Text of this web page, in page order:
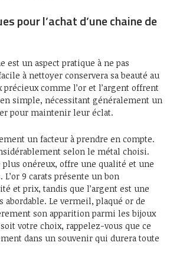
pour l’achat d’une chaine de
est un aspect pratique à ne pas
à nettoyer conservera sa beauté au
précieux comme l’or et l’argent offrent
simple, nécessitant généralement un
pour maintenir leur éclat.
un facteur à prendre en compte.
selon le métal choisi.
plus onéreux, offre une qualité et une
9 carats présente un bon
et prix, tandis que l’argent est une
Le vermeil, plaqué or de
son apparition parmi les bijoux
votre choix, rappelez-vous que ce
dans un souvenir qui durera toute